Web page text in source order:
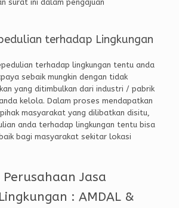
surat ini dalam pengajuan
terhadap Lingkungan
terhadap lingkungan tentu anda
sebaik mungkin dengan tidak
yang ditimbulkan dari industri / pabrik
kelola. Dalam proses mendapatkan
masyarakat yang dilibatkan disitu,
anda terhadap lingkungan tentu bisa
bagi masyarakat sekitar lokasi
Jasa
: AMDAL &